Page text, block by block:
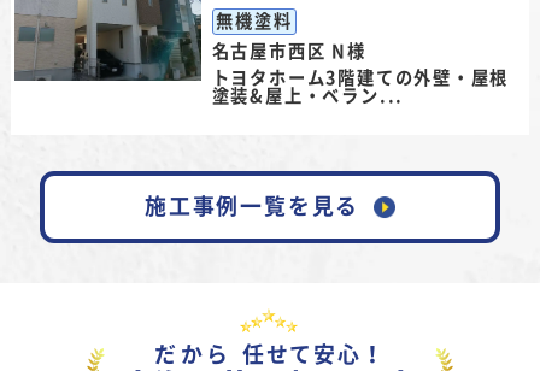
無機塗料
名古屋市西区 N様
トヨタホーム3階建ての外壁・屋根
塗装&屋上・ベラン...
施工事例一覧を見る
だから 任せて安心！